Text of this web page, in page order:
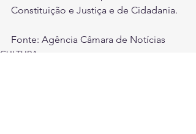
Constituição e Justiça e de Cidadania.
Fonte: Agência Câmara de Notícias
CULTURA